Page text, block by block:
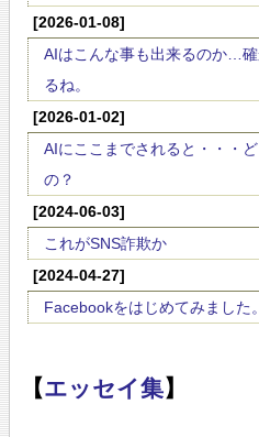
[2026-01-08]
AIはこんな事も出来るのか…
るね。
[2026-01-02]
AIにここまでされると・・・
の？
[2024-06-03]
これがSNS詐欺か
[2024-04-27]
Facebookをはじめてみました。
【エッセイ集】